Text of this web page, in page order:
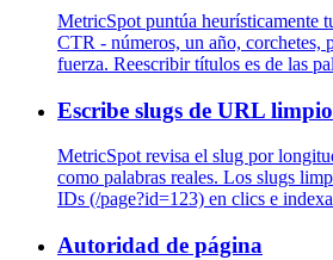
MetricSpot puntúa heurísticamente
CTR - números, un año, corchetes,
fuerza. Reescribir títulos es de las
Escribe slugs de URL
MetricSpot revisa el slug por
como palabras reales. Los slugs
IDs (/page?id=123) en clics e
Autoridad de página